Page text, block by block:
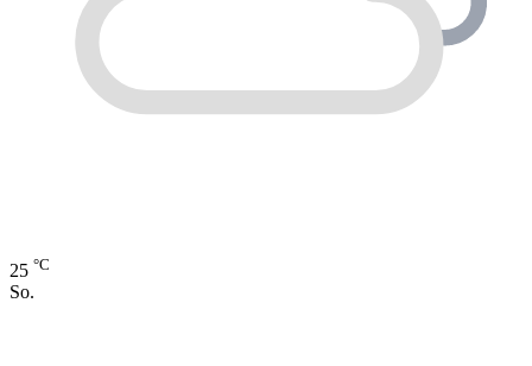
25 °C
So.